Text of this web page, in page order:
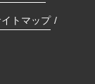
トマップ